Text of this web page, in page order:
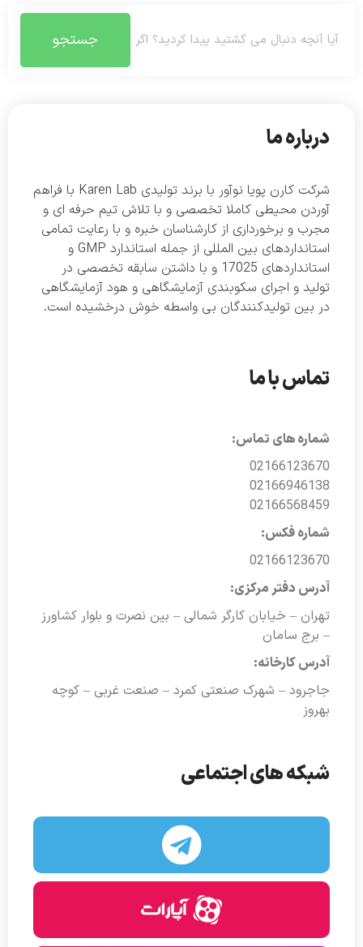
جستجو
شبکه های اجتماعی
تماس با ما
شماره های تماس:
02166123670
02166946138
02166568459
شماره فکس:
02166123670
آدرس دفتر مرکزی:
تهران – خیابان کارگر شمالی – بین نصرت و بلوار کشاورز
– برج سامان
آدرس کارخانه:
جاجرود – شهرک صنعتی کمرد – صنعت غربی – کوچه
بهروز
درباره ما
شرکت کارن پویا نوآور با برند تولیدی Karen Lab با فراهم
آوردن محیطی کاملا تخصصی و با تلاش تیم حرفه ای و
مجرب و برخورداری از کارشناسان خبره و با رعایت تمامی
استانداردهای بین المللی از جمله استاندارد GMP و
استانداردهای 17025 و با داشتن سابقه تخصصی در
تولید و اجرای سکوبندی آزمایشگاهی و هود آزمایشگاهی
در بین تولیدکنندگان بی واسطه خوش درخشیده است.